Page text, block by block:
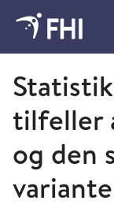
Koronaviruset
tilfeller
og den